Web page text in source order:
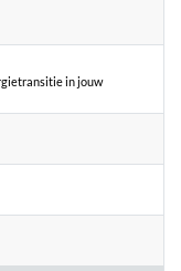
in jouw